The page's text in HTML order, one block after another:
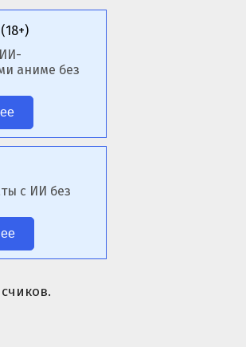
аниме без
с ИИ без